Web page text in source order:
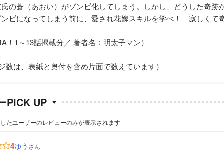
氏の蒼（あおい）がゾンビ化してしまう。しかし、どうした奇
ビになってしまう前に、愛され花嫁スキルを学べ！ 寂しくて
！1～13話掲載分／ 著者名：明太子マン）
数は、表紙と奥付を含め片面で数えています）
PICK UP
たユーザーのレビューのみが表示されます
4ゆう さん